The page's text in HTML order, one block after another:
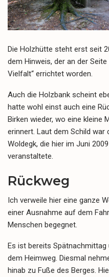
Die Holzhütte steht erst seit
dem Hinweis, der an der
Vielfalt“ errichtet worden.
Auch die Holzbank scheint
hatte wohl einst auch eine
Birken wieder, wo eine kleine
erinnert. Laut dem Schild war
Woldegk, die hier im Juni
veranstaltete.
Rückweg
Ich verweile hier eine ganze
einer Ausnahme auf dem
Menschen begegnet.
Es ist bereits
dem Heimweg. Diesmal
hinab zu Fuße des Berges.